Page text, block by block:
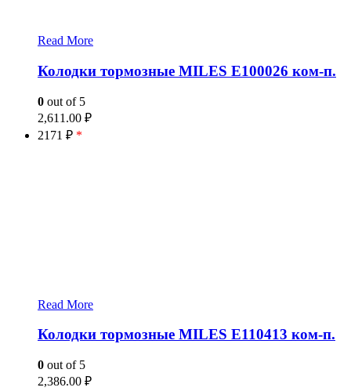
Read More
Колодки тормозные MILES E100026 ком-п.
0 out of 5
2,611.00 ₽
2171 ₽ *
Read More
Колодки тормозные MILES E110413 ком-п.
0 out of 5
2,386.00 ₽